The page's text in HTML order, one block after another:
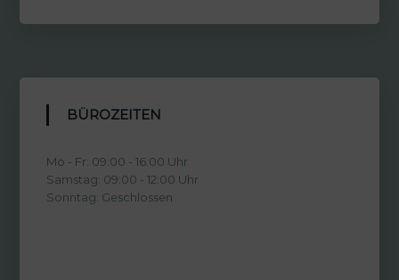
BÜROZEITEN
Mo - Fr: 09:00 - 16:00 Uhr
Samstag: 09:00 - 12:00 Uhr
Sonntag: Geschlossen